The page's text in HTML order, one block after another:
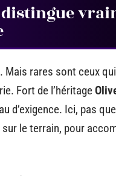
Mais rares sont ceux
Fort de l’héritage
d’exigence. Ici, pas
sur le terrain, pour